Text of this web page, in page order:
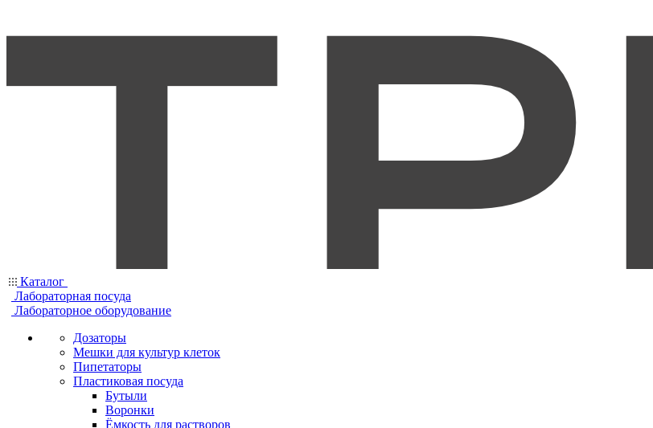
Каталог
Лабораторная посуда
Лабораторное оборудование
Дозаторы
Мешки для культур клеток
Пипетаторы
Пластиковая посуда
Бутыли
Воронки
Ёмкость для растворов